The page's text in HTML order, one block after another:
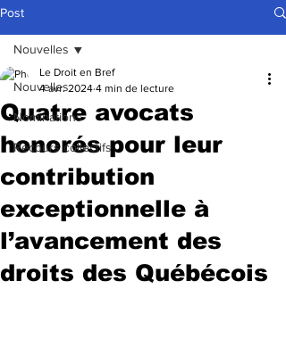
Post
Nouvelles
Nominations
Recours collectifs
Nouvelles
Quatre avocats
honorés pour leur
contribution
exceptionnelle à
l’avancement des
droits des Québécois
Le Droit en Bref
4 avr. 2024 4 min de lecture